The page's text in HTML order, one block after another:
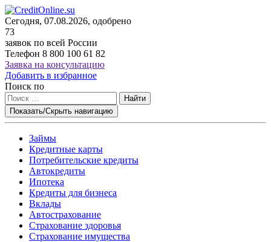
Сегодня, 07.08.2026, одобрено
73
заявок по всей России
Телефон 8 800 100 61 82
Заявка на консультацию
Добавить в избранное
Поиск по
Найти
Показать/Скрыть навигацию
Займы
Кредитные карты
Потребительские кредиты
Автокредиты
Ипотека
Кредиты для бизнеса
Вклады
Автострахование
Страхование здоровья
Страхование имущества